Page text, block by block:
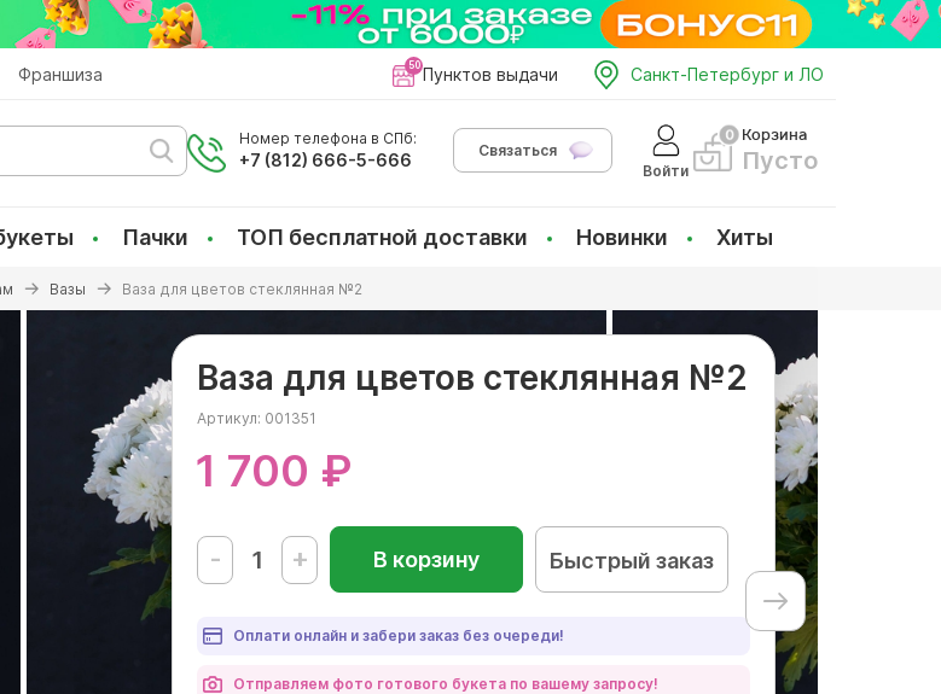
Франшиза Пунктов выдачи Санкт-Петербург и ЛО
Номер телефона в СПб:
+7 (812) 666-5-666
Связаться
Войти
Корзина
Пусто
Пачки ТОП бесплатной доставки Новинки Хиты
Вазы Ваза для цветов стеклянная №2
Ваза для цветов стеклянная №2
Артикул: 001351
1 700 ₽
- + В корзину Быстрый заказ
Оплати онлайн и забери заказ без очереди!
Отправляем фото готового букета по вашему запросу!